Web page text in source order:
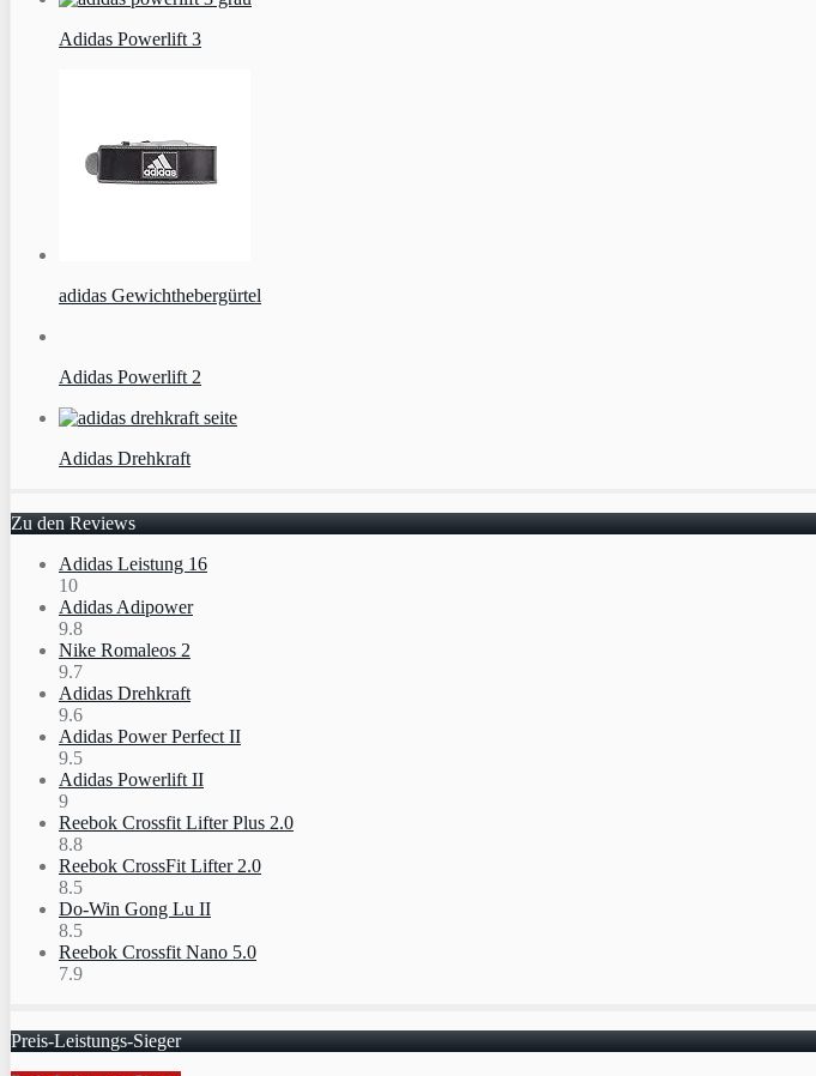
Adidas Powerlift 3
adidas Gewichthebergürtel
Adidas Powerlift 2
Adidas Drehkraft
Zu den Reviews
Adidas Leistung 16
10
Adidas Adipower
9.8
Nike Romaleos 2
9.7
Adidas Drehkraft
9.6
Adidas Power Perfect II
9.5
Adidas Powerlift II
9
Reebok Crossfit Lifter Plus 2.0
8.8
Reebok CrossFit Lifter 2.0
8.5
Do-Win Gong Lu II
8.5
Reebok Crossfit Nano 5.0
7.9
Preis-Leistungs-Sieger